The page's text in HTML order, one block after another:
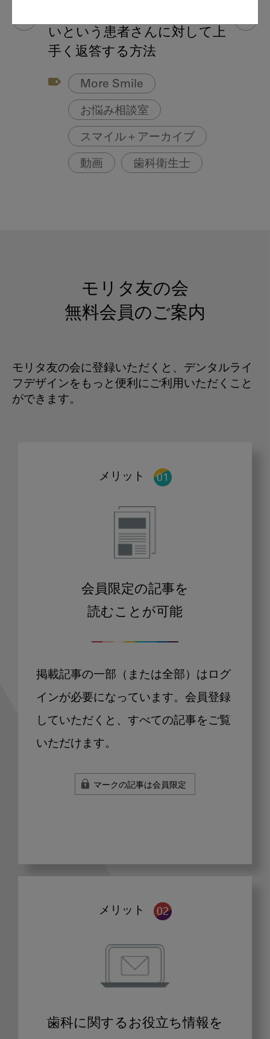
いという患者さんに対して上
手く返答する方法
More Smile
お悩み相談室
スマイル＋アーカイブ
動画 歯科衛生士
モリタ友の会
無料会員のご案内
モリタ友の会に登録いただくと、デンタルライ
フデザインをもっと便利にご利用いただくこと
ができます。
メリット
会員限定の記事を
読むことが可能
掲載記事の一部（または全部）はログ
インが必要になっています。会員登録
していただくと、すべての記事をご覧
いただけます。
マークの記事は会員限定
メリット
歯科に関するお役立ち情報を